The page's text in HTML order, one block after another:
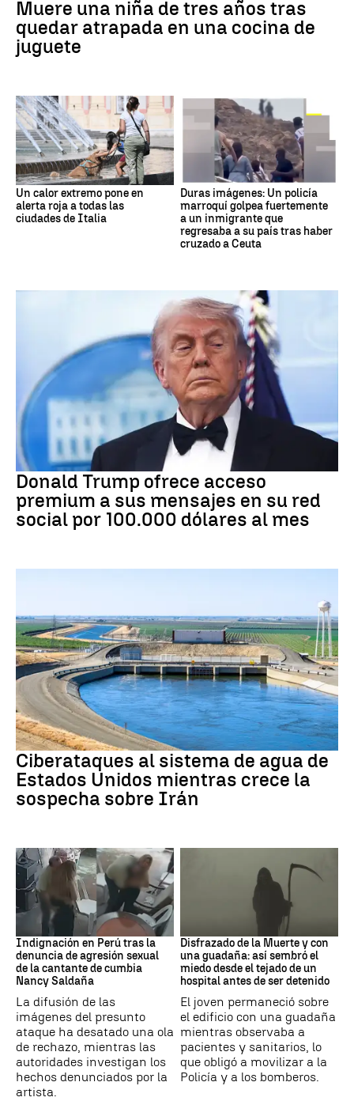
Muere una niña de tres años tras
quedar atrapada en una cocina de
juguete
Un calor extremo pone en
alerta roja a todas las
ciudades de Italia
Duras imágenes: Un policía
marroquí golpea fuertemente
a un inmigrante que
regresaba a su país tras haber
cruzado a Ceuta
DONALD TRUMP
Donald Trump ofrece acceso
premium a sus mensajes en su red
social por 100.000 dólares al mes
Guerra Irán
Ciberataques al sistema de agua de
Estados Unidos mientras crece la
sospecha sobre Irán
Indignación en Perú tras la
denuncia de agresión sexual
de la cantante de cumbia
Nancy Saldaña
La difusión de las
imágenes del presunto
ataque ha desatado una ola
de rechazo, mientras las
autoridades investigan los
hechos denunciados por la
artista.
Disfrazado de la Muerte y con
una guadaña: así sembró el
miedo desde el tejado de un
hospital antes de ser detenido
El joven permaneció sobre
el edificio con una guadaña
mientras observaba a
pacientes y sanitarios, lo
que obligó a movilizar a la
Policía y a los bomberos.